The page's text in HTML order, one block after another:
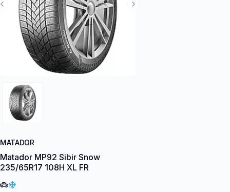
Next Slide
Previous Slide
MATADOR
Matador MP92 Sibir Snow
235/65R17 108H XL FR